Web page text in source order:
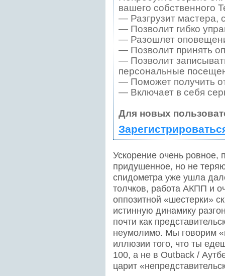
вашего собственного
— Разгрузит мастера,
— Позволит гибко
— Разошлет
— Позволит принять
— Позволит
персональные
— Поможет получить
— Включает в себя
Для новых
Ускорение очень ровное,
придушенное, но не
спидометра уже ушла
толчков, работа АКПП и
оппозитной «шестерки»
истинную динамику
почти как
неумолимо. Мы говорим
иллюзии того, что ты
100, а не в Outback /
царит